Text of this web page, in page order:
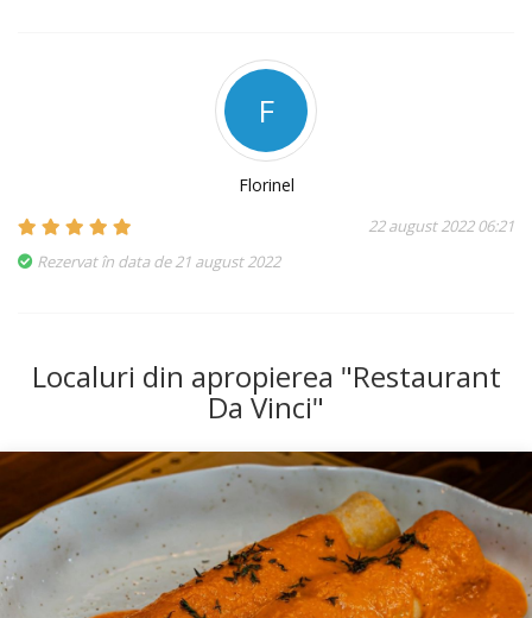
F
Florinel
22 august 2022 06:21
Rezervat în data de 21 august 2022
Localuri din apropierea "Restaurant
Da Vinci"